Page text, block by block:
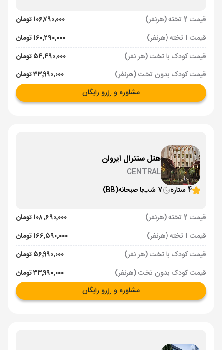
قیمت 2 تخته (هرنفر)
۱۰۶٬۷۹۰٬۰۰۰ تومان
قیمت 1 تخته (هرنفر)
۱۶۰٬۲۹۰٬۰۰۰ تومان
قیمت کودک با تخت (هر نفر)
۵۴٬۴۹۰٬۰۰۰ تومان
قیمت کودک بدون تخت (هرنفر)
۳۳٬۹۹۰٬۰۰۰ تومان
مشاوره و رزرو رایگان
هتل سنترال ایروان
CENTRAL
4 ستاره
7 شب با صبحانه(BB)
قیمت 2 تخته (هرنفر)
۱۰۸٬۶۹۰٬۰۰۰ تومان
قیمت 1 تخته (هرنفر)
۱۶۶٬۵۹۰٬۰۰۰ تومان
قیمت کودک با تخت (هر نفر)
۵۶٬۹۹۰٬۰۰۰ تومان
قیمت کودک بدون تخت (هرنفر)
۳۳٬۹۹۰٬۰۰۰ تومان
مشاوره و رزرو رایگان